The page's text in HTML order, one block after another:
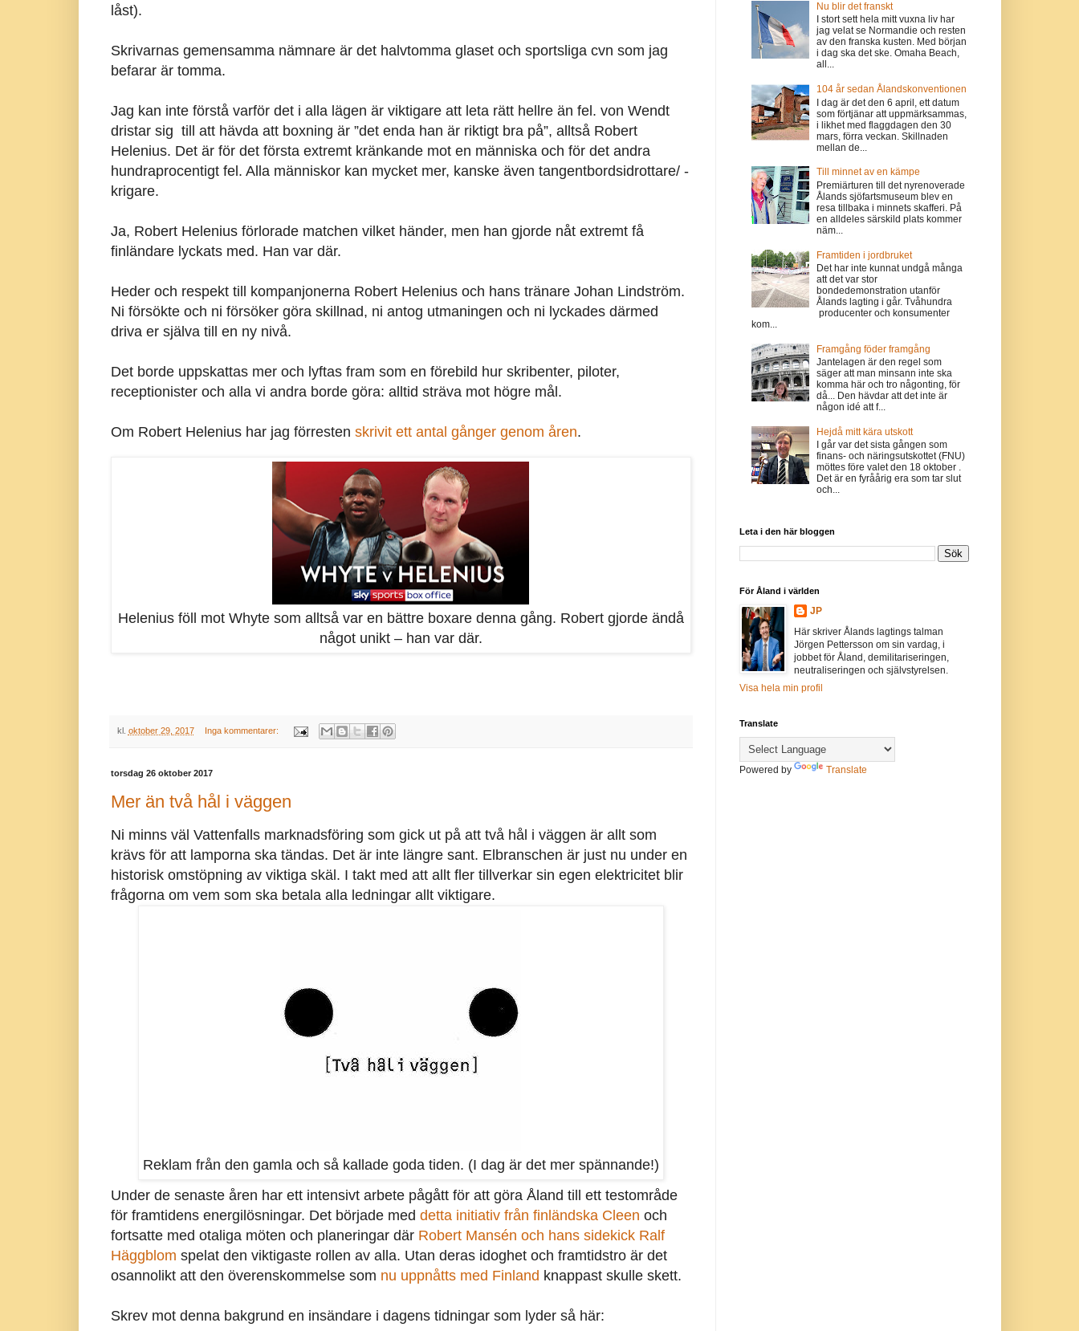
låst).
Skrivarnas gemensamma nämnare är det halvtomma glaset och sportsliga cvn som jag
befarar är tomma.
Jag kan inte förstå varför det i alla lägen är viktigare att leta rätt hellre än fel. von Wendt
dristar sig till att hävda att boxning är ”det enda han är riktigt bra på”, alltså Robert
Helenius. Det är för det första extremt kränkande mot en människa och för det andra
hundraprocentigt fel. Alla människor kan mycket mer, kanske även tangentbordsidrottare/ -
krigare.
Ja, Robert Helenius förlorade matchen vilket händer, men han gjorde nåt extremt få
finländare lyckats med. Han var där.
Heder och respekt till kompanjonerna Robert Helenius och hans tränare Johan Lindström.
Ni försökte och ni försöker göra skillnad, ni antog utmaningen och ni lyckades därmed
driva er själva till en ny nivå.
Det borde uppskattas mer och lyftas fram som en förebild hur skribenter, piloter,
receptionister och alla vi andra borde göra: alltid sträva mot högre mål.
Om Robert Helenius har jag förresten skrivit ett antal gånger genom åren.
Helenius föll mot Whyte som alltså var en bättre boxare denna gång. Robert gjorde ändå
något unikt – han var där.
kl. oktober 29, 2017 Inga kommentarer:
torsdag 26 oktober 2017
Mer än två hål i väggen
Ni minns väl Vattenfalls marknadsföring som gick ut på att två hål i väggen är allt som
krävs för att lamporna ska tändas. Det är inte längre sant. Elbranschen är just nu under en
historisk omstöpning av viktiga skäl. I takt med att allt fler tillverkar sin egen elektricitet blir
frågorna om vem som ska betala alla ledningar allt viktigare.
Reklam från den gamla och så kallade goda tiden. (I dag är det mer spännande!)
Under de senaste åren har ett intensivt arbete pågått för att göra Åland till ett testområde
för framtidens energilösningar. Det började med detta initiativ från finländska Cleen och
fortsatte med otaliga möten och planeringar där Robert Mansén och hans sidekick Ralf
Häggblom spelat den viktigaste rollen av alla. Utan deras idoghet och framtidstro är det
osannolikt att den överenskommelse som nu uppnåtts med Finland knappast skulle skett.
Skrev mot denna bakgrund en insändare i dagens tidningar som lyder så här:
Nu blir det franskt
I stort sett hela mitt vuxna liv har
jag velat se Normandie och resten
av den franska kusten. Med början
i dag ska det ske. Omaha Beach,
all...
104 år sedan Ålandskonventionen
I dag är det den 6 april, ett datum
som förtjänar att uppmärksammas,
i likhet med flaggdagen den 30
mars, förra veckan. Skillnaden
mellan de...
Till minnet av en kämpe
Premiärturen till det nyrenoverade
Ålands sjöfartsmuseum blev en
resa tillbaka i minnets skafferi. På
en alldeles särskild plats kommer
näm...
Framtiden i jordbruket
Det har inte kunnat undgå många
att det var stor
bondedemonstration utanför
Ålands lagting i går. Tvåhundra
producenter och konsumenter
kom...
Framgång föder framgång
Jantelagen är den regel som
säger att man minsann inte ska
komma här och tro någonting, för
då... Den hävdar att det inte är
någon idé att f...
Hejdå mitt kära utskott
I går var det sista gången som
finans- och näringsutskottet (FNU)
möttes före valet den 18 oktober .
Det är en fyråårig era som tar slut
och...
Leta i den här bloggen
För Åland i världen
JP
Här skriver Ålands lagtings talman
Jörgen Pettersson om sin vardag, i
jobbet för Åland, demilitariseringen,
neutraliseringen och självstyrelsen.
Visa hela min profil
Translate
Powered by Translate